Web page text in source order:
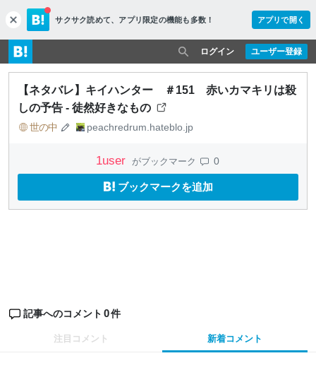
c
l
o
s
e
サクサク読めて、 アプリ限定の機能も多数！ アプリで開く
ユーザー登録
ログイン
【ネタバレ】キイハンター ＃151 赤いカマキリは殺
しの予告 - 徒然好きなもの
世の中 peachredrum.hateblo.jp
1user がブックマーク 0
ブックマークを追加
記事へのコメント 0件
注目コメント 新着コメント